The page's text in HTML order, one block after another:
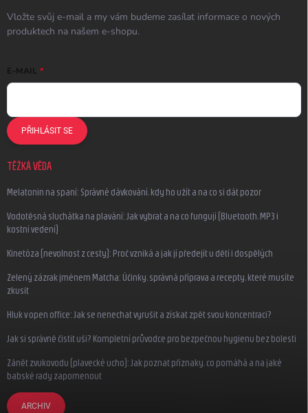
Vložte svůj e-mail a my vám budeme zasílat informace o nových
produktech na našem e-shopu.
E-MAIL
PŘIHLÁSIT SE
TĚŽKÁ VĚDA
Melatonin na spaní: Správné dávkování, kdy ho užít a na co si dát pozor
Vodotěsná sluchátka na plavání: Jak vybrat a na co fungují (Bluetooth, MP3 i
kostní vedení)
Kinetóza (nevolnost z cesty): Proč vzniká a jak jí předejít u dětí i dospělých
Zelený zázrak jménem Matcha: Účinky, správná příprava a recepty, které musíte
zkusit
Hluk v open office: Jak se nenechat vyrušit a získat zpět svou koncentraci?
Jak si správně čistit uši? Kompletní průvodce pro bezpečnou hygienu bez bolesti
Zánět zvukovodu (plavecké ucho): Jak poznat příznaky, co pomáhá a na jaké
babské rady zapomenout
ARCHIV